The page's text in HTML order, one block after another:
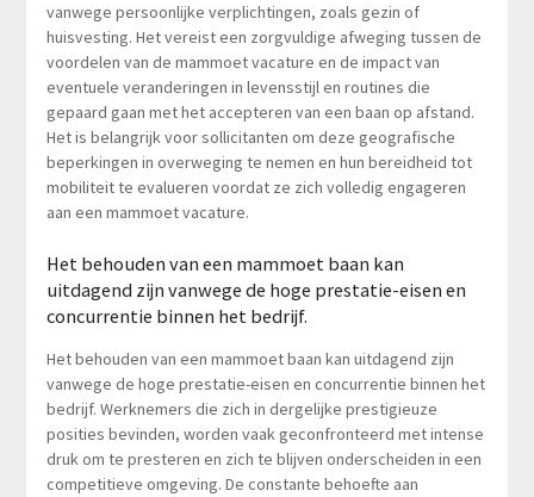
vanwege persoonlijke verplichtingen, zoals gezin of
huisvesting. Het vereist een zorgvuldige afweging tussen de
voordelen van de mammoet vacature en de impact van
eventuele veranderingen in levensstijl en routines die
gepaard gaan met het accepteren van een baan op afstand.
Het is belangrijk voor sollicitanten om deze geografische
beperkingen in overweging te nemen en hun bereidheid tot
mobiliteit te evalueren voordat ze zich volledig engageren
aan een mammoet vacature.
Het behouden van een mammoet baan kan
uitdagend zijn vanwege de hoge prestatie-eisen en
concurrentie binnen het bedrijf.
Het behouden van een mammoet baan kan uitdagend zijn
vanwege de hoge prestatie-eisen en concurrentie binnen het
bedrijf. Werknemers die zich in dergelijke prestigieuze
posities bevinden, worden vaak geconfronteerd met intense
druk om te presteren en zich te blijven onderscheiden in een
competitieve omgeving. De constante behoefte aan